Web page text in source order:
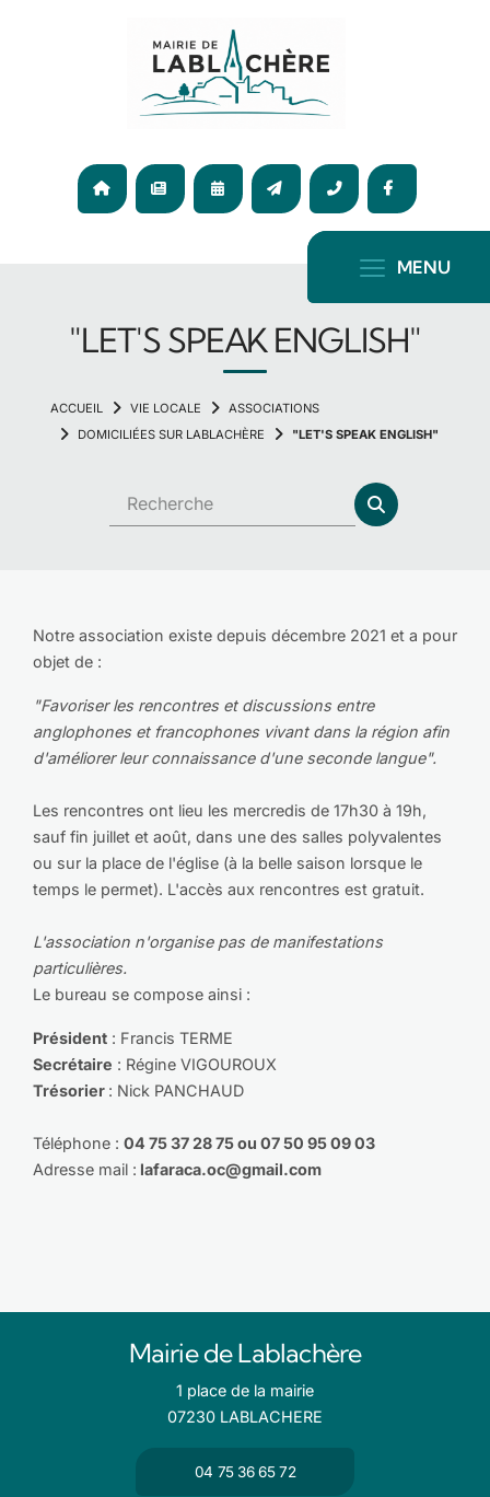
ACCUEIL ACTUALITÉAGENDA CONTACT
72
MENU
"LET'S SPEAK ENGLISH"
VIE LOCALE
ASSOCIATIONS
DOMICILIÉES SUR LABLACHÈRE
"LET'S SPEAK ENGLISH"
Notre association existe depuis décembre 2021 et a pour
objet de :
"Favoriser les rencontres et discussions entre
anglophones et francophones vivant dans la région afin
d'améliorer leur connaissance d'une seconde langue".
Les rencontres ont lieu les mercredis de 17h30 à 19h,
sauf fin juillet et août, dans une des salles polyvalentes
ou sur la place de l'église (à la belle saison lorsque le
temps le permet). L'accès aux rencontres est gratuit.
L'association n'organise pas de manifestations
particulières.
Le bureau se compose ainsi :
Président : Francis TERME
Secrétaire : Régine VIGOUROUX
Trésorier : Nick PANCHAUD
Téléphone : 04 75 37 28 75 ou 07 50 95 09 03
Adresse mail : lafaraca.oc@gmail.com
Mairie de Lablachère
1 place de la mairie
07230 LABLACHERE
04 75 36 65 72